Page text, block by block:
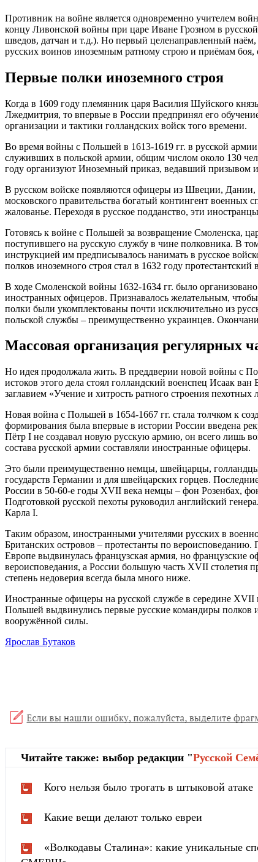
Противник на войне является одновременно учителем
концу Ливонской войны при царе Иване Грозном в
шведов, датчан и т.д.). Но первый целенаправленный
русских воинов иноземным ратному строю и приёмам боя,
Первые полки иноземного строя
Когда в 1609 году племянник царя Василия Шуйского
Лжедмитрия, то впервые в России предпринял его
организации и тактики голландских войск того времени.
Во время войны с Польшей в 1613-1619 гг. в русской
служивших в польской армии, общим числом около 130
году организуют Иноземный приказ, ведавший призывом
В русском войске появляются офицеры из Швеции, Дании,
московского правительства богатый контингент
жалованье. Переходя в русское подданство, эти
Готовясь к войне с Польшей за возвращение Смоленска,
поступившего на русскую службу в чине полковника. В
инструкцией им предписывалось нанимать в русское
полков иноземного строя стал в 1632 году
В ходе Смоленской войны 1632-1634 гг. было
иностранных офицеров. Признавалось желательным,
полки были укомплектованы почти исключительно из
польской службы – преимущественно украинцев.
Массовая организация регулярных
Но идея продолжала жить. В преддверии новой войны с
истоков этого дела стоял голландский военспец Исаак
заглавием «Учение и хитрость ратного строения пехотных
Новая война с Польшей в 1654-1667 гг. стала толчком к
формирования была впервые в истории России введена
Пётр I не создавал новую русскую армию, он всего лишь
состава русской армии составляли иностранные офицеры.
Это были преимущественно немцы, швейцарцы,
государств Германии и для швейцарских горцев.
России в 50-60-е годы XVII века немцы – фон Розенбах,
Подготовкой русской пехоты руководил английский
Карла I.
Таким образом, иностранными учителями русских в
Британских островов – протестанты по
Европе выдвинулась французская армия, но французские
вероисповедания, а России большую часть XVII столетия
степень недоверия всегда была много ниже.
Иностранные офицеры на русской службе в середине XVII
Польшей выдвинулись первые русские командиры полков
вооружённой силы.
Ярослав Бутаков
Читайте также: выбор редакции "Русской
Кого нельзя было трогать в штыковой атаке
Какие вещи делают только евреи
«Волкодавы Сталина»: какие уникальные